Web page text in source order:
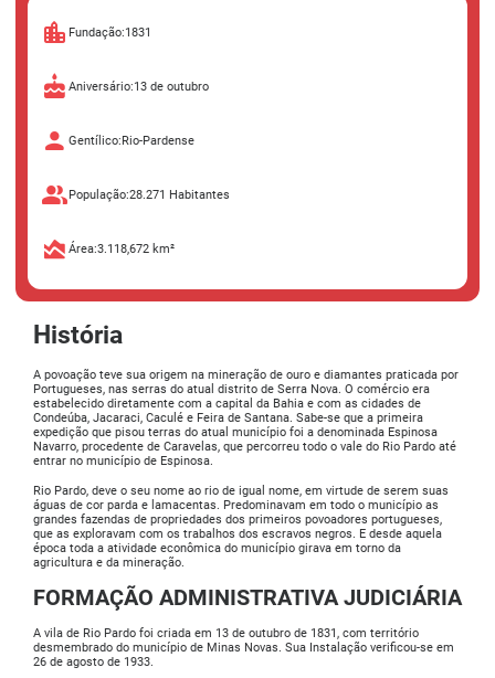
Fundação:1831
Aniversário:13 de outubro
Gentílico: Rio-Pardense
População:28.271 Habitantes
Área:3.118,672 km²
História
A povoação teve sua origem na mineração de ouro e diamantes praticada por
Portugueses, nas serras do atual distrito de Serra Nova. O comércio era
estabelecido diretamente com a capital da Bahia e com as cidades de
Condeúba, Jacaraci, Caculé e Feira de Santana. Sabe-se que a primeira
expedição que pisou terras do atual município foi a denominada Espinosa
Navarro, procedente de Caravelas, que percorreu todo o vale do Rio Pardo até
entrar no município de Espinosa.
Rio Pardo, deve o seu nome ao rio de igual nome, em virtude de serem suas
águas de cor parda e lamacentas. Predominavam em todo o município as
grandes fazendas de propriedades dos primeiros povoadores portugueses,
que as exploravam com os trabalhos dos escravos negros. E desde aquela
época toda a atividade econômica do município girava em torno da
agricultura e da mineração.
FORMAÇÃO ADMINISTRATIVA JUDICIÁRIA
A vila de Rio Pardo foi criada em 13 de outubro de 1831, com território
desmembrado do município de Minas Novas. Sua Instalação verificou-se em
26 de agosto de 1933.